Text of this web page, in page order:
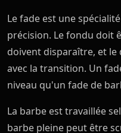
Le fade est une
précision. Le fondu doit
doivent disparaître, et
avec la transition. Un
niveau qu'un fade de
La barbe est travaillée
barbe pleine peut être